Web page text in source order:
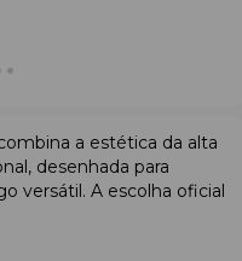
a estética da alta
desenhada para
versátil. A escolha oficial